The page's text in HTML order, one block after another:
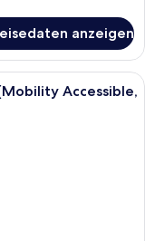
anzeigen
mit Bett,
Accessible,